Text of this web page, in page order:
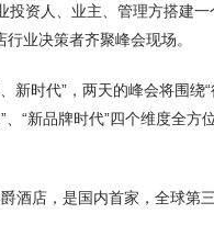
投资人、业主、管理方搭建一
业决策者齐聚峰会现场。
新时代”，两天的峰会将围绕“
、“新品牌时代”四个维度全方
酒店，是国内首家，全球第